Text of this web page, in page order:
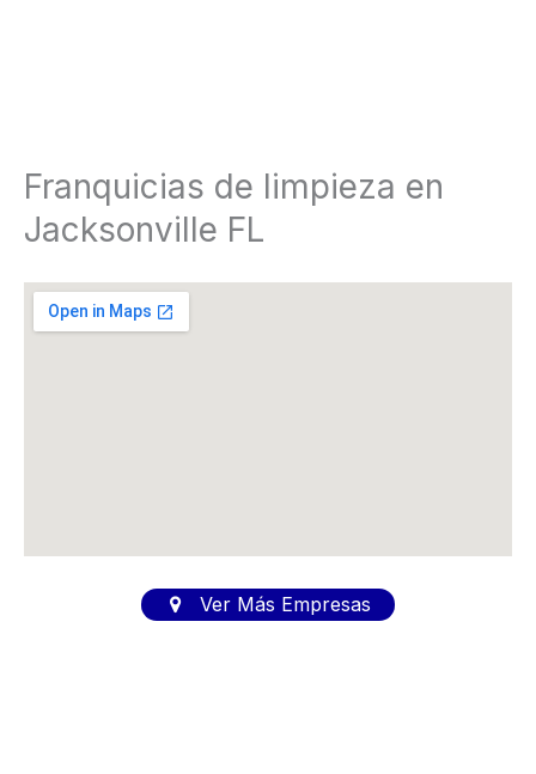
Franquicias de limpieza en
Jacksonville FL
Ver Más Empresas